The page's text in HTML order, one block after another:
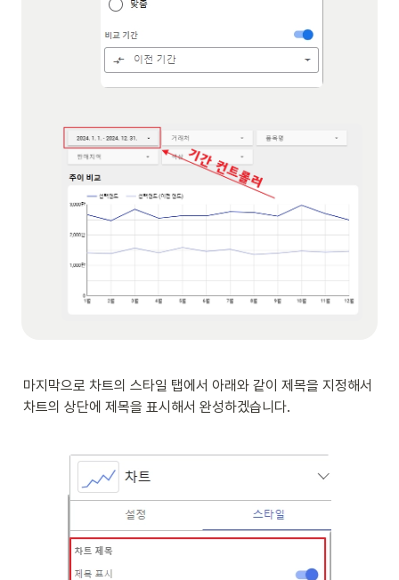
마지막으로 차트의 스타일 탭에서 아래와 같이 제목을 지정해서
차트의 상단에 제목을 표시해서 완성하겠습니다.